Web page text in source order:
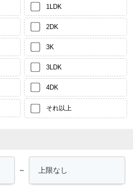
1LDK
2DK
3K
3LDK
4DK
それ以上
～